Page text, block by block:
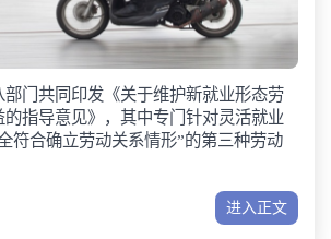
门共同印发《关于维护新就业形态劳
指导意见》，其中专门针对灵活就业
符合确立劳动关系情形”的第三种劳动
进入正文